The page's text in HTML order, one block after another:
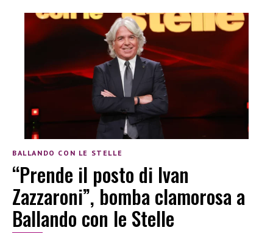
BALLANDO CON LE STELLE
“Prende il posto di Ivan
Zazzaroni”, bomba clamorosa a
Ballando con le Stelle